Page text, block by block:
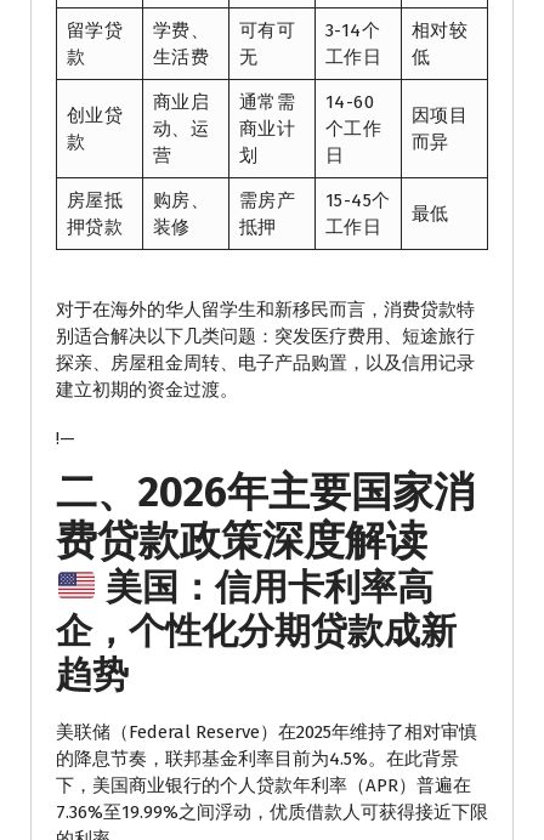
留学贷
款
学费、
生活费
可有可
无
3-14个
工作日
相对较
低
创业贷
款
商业启
动、运
营
通常需
商业计
划
14-60
个工作
日
因项目
而异
房屋抵
押贷款
购房、
装修
需房产
抵押
15-45个
工作日
最低
对于在海外的华人留学生和新移民而言，消费贷款特
别适合解决以下几类问题：突发医疗费用、短途旅行
探亲、房屋租金周转、电子产品购置，以及信用记录
建立初期的资金过渡。
!—
二、2026年主要国家消
费贷款政策深度解读
美国：信用卡利率高
企，个性化分期贷款成新
趋势
美联储（Federal Reserve）在2025年维持了相对审慎
的降息节奏，联邦基金利率目前为4.5%。在此背景
下，美国商业银行的个人贷款年利率（APR）普遍在
7.36%至19.99%之间浮动，优质借款人可获得接近下限